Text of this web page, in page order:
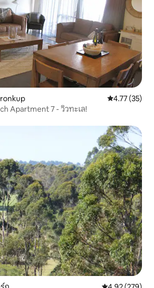
คะแนนเฉลี่ย
4.77 (35)
Apartment 7 - วิวทะเล!